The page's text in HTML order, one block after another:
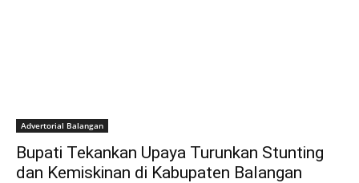
Advertorial Balangan
Bupati Tekankan Upaya Turunkan Stunting
dan Kemiskinan di Kabupaten Balangan